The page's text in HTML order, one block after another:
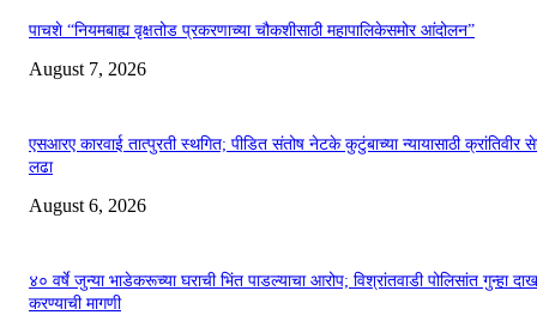
पाचशे “नियमबाह्य वृक्षतोड प्रकरणाच्या चौकशीसाठी महापालिकेसमोर आंदोलन”
August 7, 2026
एसआरए कारवाई तात्पुरती स्थगित; पीडित संतोष नेटके कुटुंबाच्या न्यायासाठी क्रांतिवीर
लढा
August 6, 2026
४० वर्षे जुन्या भाडेकरूच्या घराची भिंत पाडल्याचा आरोप; विश्रांतवाडी पोलिसांत गुन्हा
करण्याची मागणी